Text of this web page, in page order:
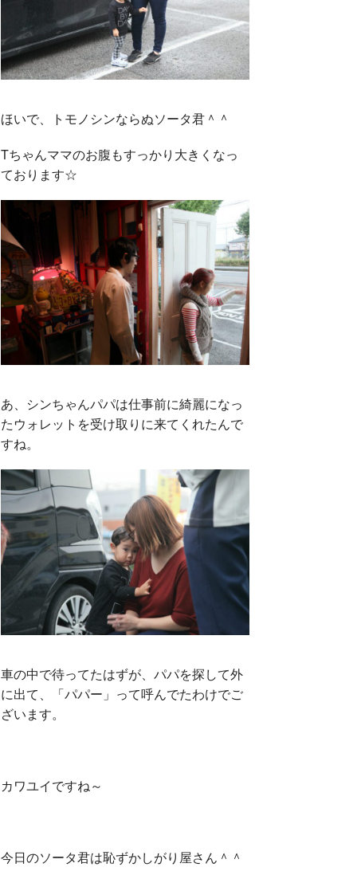
ほいで、トモノシンならぬソータ君＾＾
Tちゃんママのお腹もすっかり大きくなっ
ております☆
あ、シンちゃんパパは仕事前に綺麗になっ
たウォレットを受け取りに来てくれたんで
すね。
車の中で待ってたはずが、パパを探して外
に出て、「パパー」って呼んでたわけでご
ざいます。
カワユイですね～
今日のソータ君は恥ずかしがり屋さん＾＾